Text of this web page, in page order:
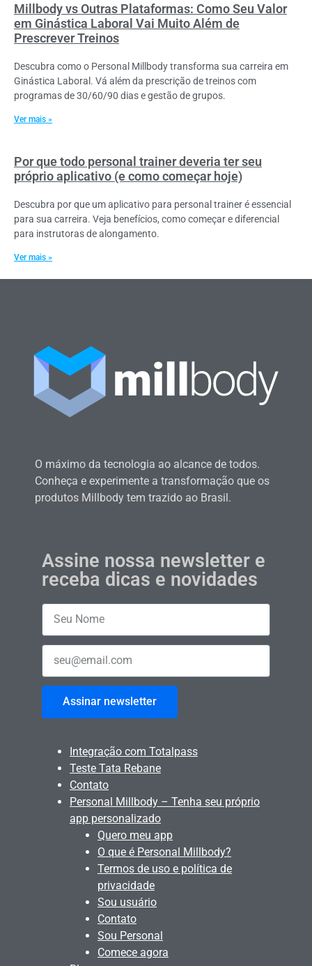
Millbody vs Outras Plataformas: Como Seu Valor
em Ginástica Laboral Vai Muito Além de
Prescrever Treinos
Descubra como o Personal Millbody transforma sua carreira em
Ginástica Laboral. Vá além da prescrição de treinos com
programas de 30/60/90 dias e gestão de grupos.
Ver mais »
Por que todo personal trainer deveria ter seu
próprio aplicativo (e como começar hoje)
Descubra por que um aplicativo para personal trainer é essencial
para sua carreira. Veja benefícios, como começar e diferencial
para instrutoras de alongamento.
Ver mais »
O máximo da tecnologia ao alcance de todos.
Conheça e experimente a transformação que os
produtos Millbody tem trazido ao Brasil.
Assine nossa newsletter e
receba dicas e novidades
Assinar newsletter
Integração com Totalpass
Teste Tata Rebane
Contato
Personal Millbody – Tenha seu próprio
app personalizado
Quero meu app
O que é Personal Millbody?
Termos de uso e política de
privacidade
Sou usuário
Contato
Sou Personal
Comece agora